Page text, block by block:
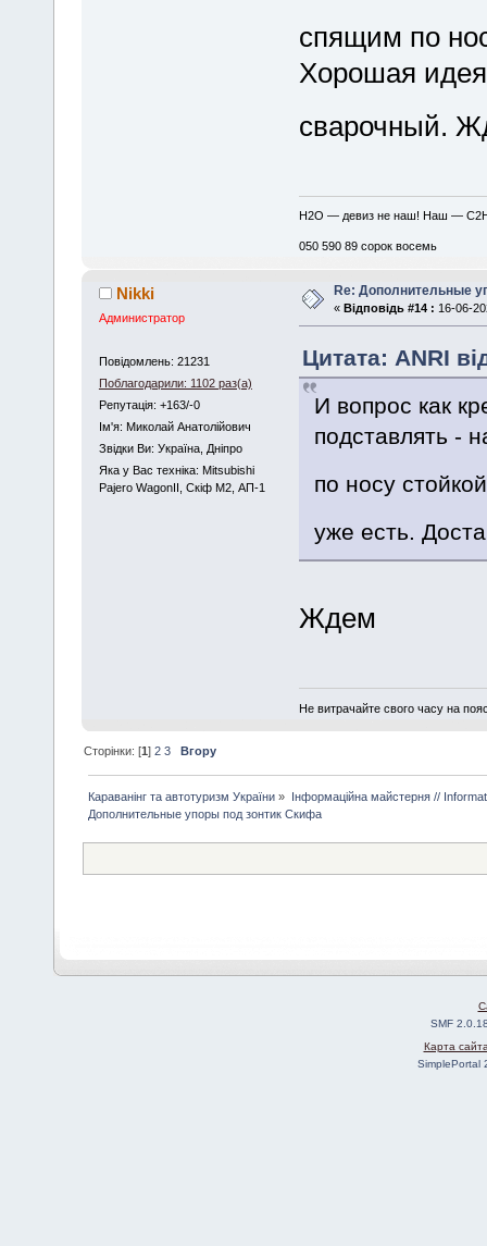
спящим по
Хорошая
сварочный.
H2O — девиз не наш! Наш —
050 590 89 сорок восемь
Nikki
Администратор
Повідомлень: 21231
Поблагодарили: 1102 раз(а)
Репутація: +163/-0
Iм'я: Миколай Анатолійович
Звідки Ви: Україна, Дніпро
Яка у Вас техніка: Mitsubishi
Pajero WagonII, Скіф М2, АП-1
Re: Дополнительные
« Відповідь #14 : 16-06-
Цитата: ANRI
И вопрос как
подставлять -
по носу
уже есть.
Ждем
Не витрачайте свого часу на
Сторінки: [1]2 3 Вгору
Караванінг та автотуризм України » Інформаційна майстерня //
Дополнительные упоры под зонтик Скифа
SMF
Карта
SimplePortal